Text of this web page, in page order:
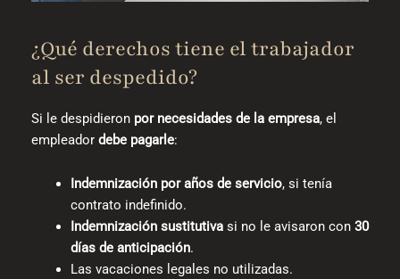
¿Qué derechos tiene el trabajador
al ser despedido?
Si le despidieron por necesidades de la empresa, el
empleador debe pagarle:
Indemnización por años de servicio, si tenía
contrato indefinido.
Indemnización sustitutivasi no le avisaron con 30
días de anticipación.
Las vacaciones legales no utilizadas.